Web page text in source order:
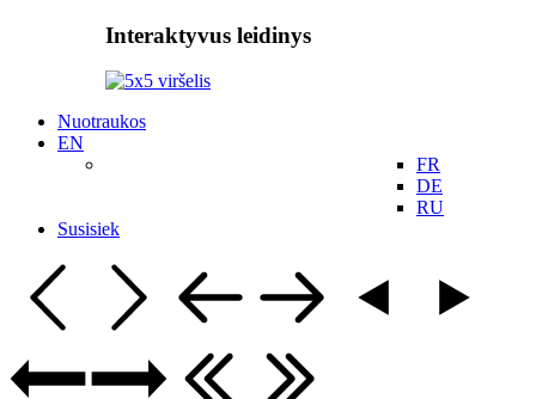
Interaktyvus leidinys
Nuotraukos
EN
FR
DE
RU
Susisiek